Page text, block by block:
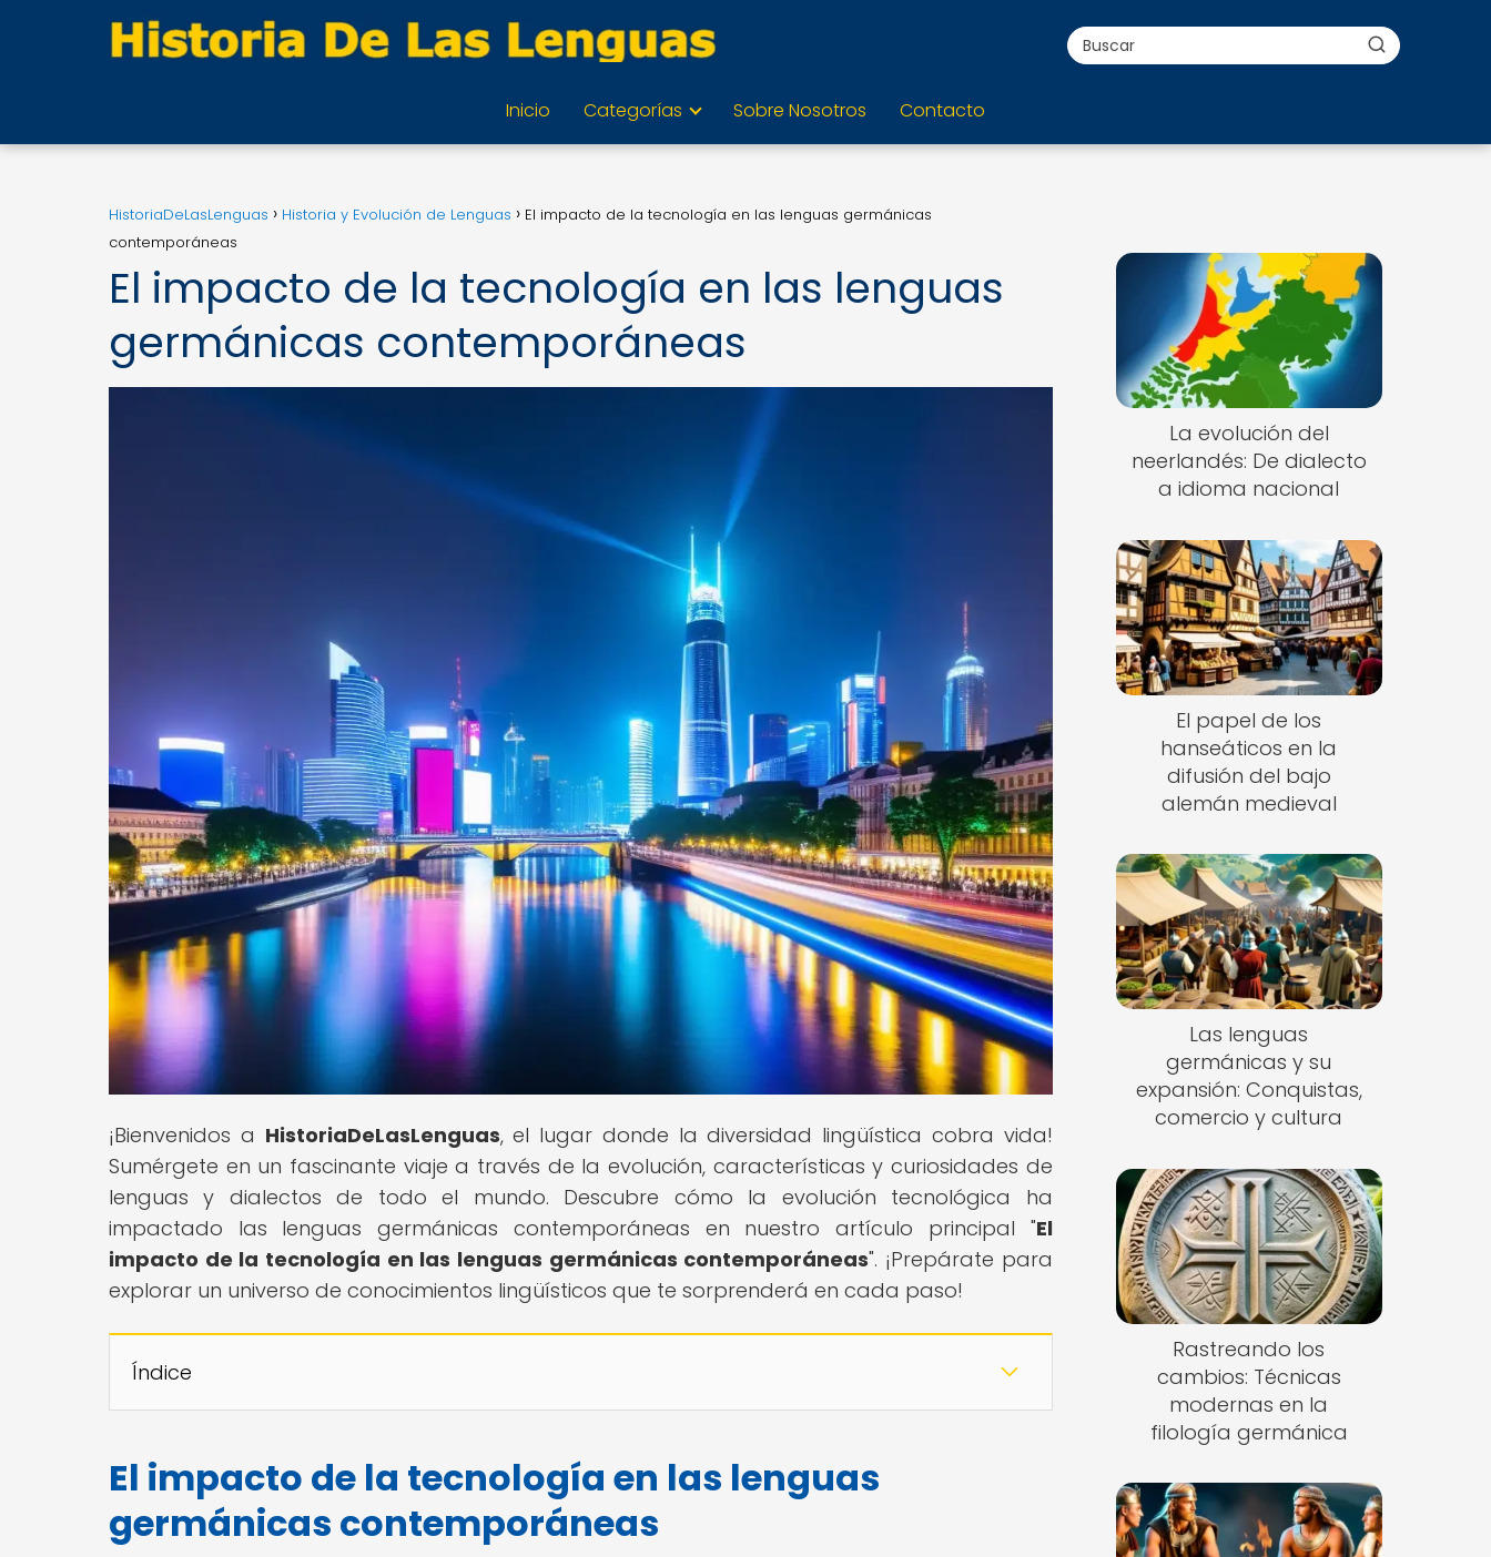
Inicio Categorías Sobre Nosotros Contacto
HistoriaDeLasLenguas Historia y Evolución de Lenguas
El impacto de la tecnología en las lenguas germánicas
contemporáneas
El impacto de la tecnología en las lenguas
germánicas contemporáneas
¡Bienvenidos a HistoriaDeLasLenguas, el lugar donde la diversidad lingüística cobra vida!
Sumérgete en un fascinante viaje a través de la evolución, características y curiosidades de
lenguas y dialectos de todo el mundo. Descubre cómo la evolución tecnológica ha
impactado las lenguas germánicas contemporáneas en nuestro artículo principal "El
impacto de la tecnología en las lenguas germánicas contemporáneas". ¡Prepárate para
explorar un universo de conocimientos lingüísticos que te sorprenderá en cada paso!
Índice
El impacto de la tecnología en las lenguas
germánicas contemporáneas
La evolución del
neerlandés: De dialecto
a idioma nacional
El papel de los
hanseáticos en la
difusión del bajo
alemán medieval
Las lenguas
germánicas y su
expansión: Conquistas,
comercio y cultura
Rastreando los
cambios: Técnicas
modernas en la
filología germánica